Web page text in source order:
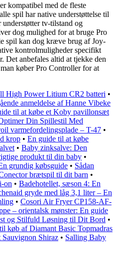
kompatibel med de fleste
spil har native understøttelse til
tv-tilstand og
dog mulighed for at bruge Pro
spil kan dog kræve brug af Joy-
kontrolmuligheder specifikt
Det anbefales altid at tjekke den
køber Pro Controller for at
High Power Litium CR2 batteri •
anmeldelse af Hanne Vibeke
til at købe et Koby pavillonsæt
Din Spillestil Med
varmefordelingsplade – T-47 •
krop • En guide til at købe
• Baby zinksalve: Den
produkt til din baby •
grundig købsguide • Sådan
brætspil til dit barn •
on • Badehotellet, sæson 4: En
gryde med låg 3,1 liter – En
• Cosori Air Fryer CP158-AF-
– orientalsk mønster: En guide
og Stilfuld Løsning til Dit Bord •
køb af Diamant Basic Topmadras
Sauvignon Shiraz • Salling Baby